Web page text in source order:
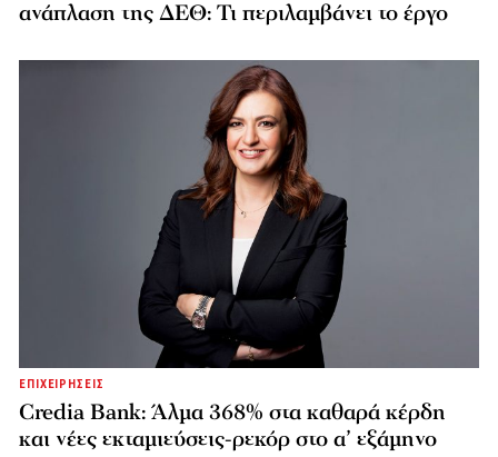
ανάπλαση της ΔΕΘ: Τι περιλαμβάνει το έργο
ΕΠΙΧΕΙΡΗΣΕΙΣ
Credia Bank: Άλμα 368% στα καθαρά κέρδη
και νέες εκταμιεύσεις-ρεκόρ στο α’ εξάμηνο